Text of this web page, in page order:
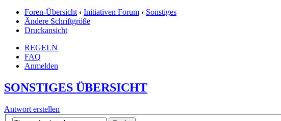
Foren-Übersicht ‹ Initiativen Forum ‹ Sonstiges
Ändere Schriftgröße
Druckansicht
REGELN
FAQ
Anmelden
SONSTIGES ÜBERSICHT
Antwort erstellen